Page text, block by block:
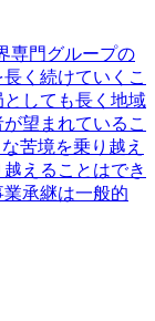
専門グループの
く続けていくこ
しても長く地域
望まれているこ
苦境を乗り越え
えることはでき
承継は一般的